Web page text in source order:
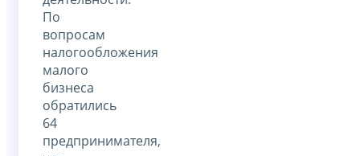
По
вопросам
налогообложения
малого
бизнеса
обратились
64
предпринимателя,